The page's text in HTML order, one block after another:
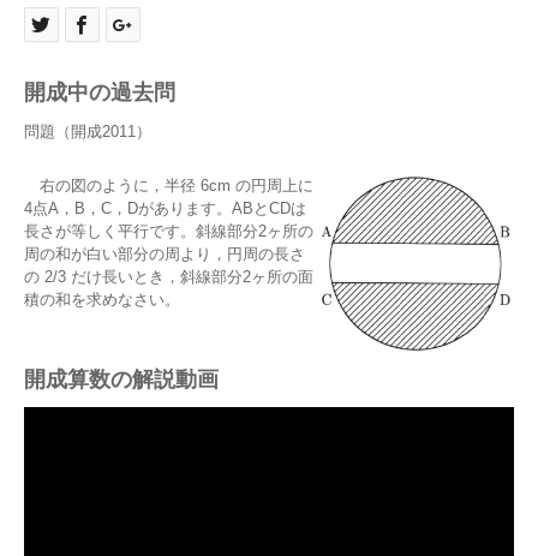
開成中の過去問
問題（開成2011）
右の図のように，半径 6cm の円周上に
4点A，B，C，Dがあります。ABとCDは
長さが等しく平行です。斜線部分2ヶ所の
周の和が白い部分の周より，円周の長さ
の 2/3 だけ長いとき，斜線部分2ヶ所の面
積の和を求めなさい。
開成算数の解説動画